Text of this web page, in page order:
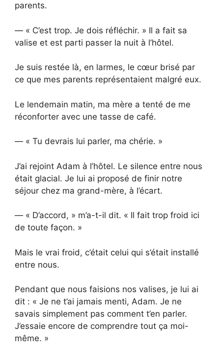
parents.
— « C’est trop. Je dois réfléchir. » Il a fait sa
valise et est parti passer la nuit à l’hôtel.
Je suis restée là, en larmes, le cœur brisé par
ce que mes parents représentaient malgré eux.
Le lendemain matin, ma mère a tenté de me
réconforter avec une tasse de café.
— « Tu devrais lui parler, ma chérie. »
J’ai rejoint Adam à l’hôtel. Le silence entre nous
était glacial. Je lui ai proposé de finir notre
séjour chez ma grand-mère, à l’écart.
— « D’accord, » m’a-t-il dit. « Il fait trop froid ici
de toute façon. »
Mais le vrai froid, c’était celui qui s’était installé
entre nous.
Pendant que nous faisions nos valises, je lui ai
dit : « Je ne t’ai jamais menti, Adam. Je ne
savais simplement pas comment t’en parler.
J’essaie encore de comprendre tout ça moi-
même. »